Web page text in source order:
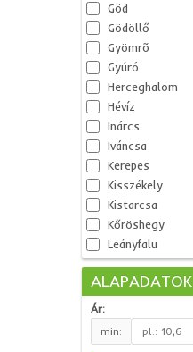
Göd
Gödöllő
Gyömrõ
Gyúró
Herceghalom
Hévíz
Inárcs
Iváncsa
Kerepes
Kisszékely
Kistarcsa
Kőröshegy
Leányfalu
ALAPADATOK
Ár:
min: